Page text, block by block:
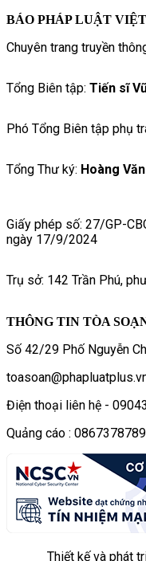
BÁO PHÁP LUẬT
Chuyên trang truyền
Tổng Biên tập: Tiến sĩ
Phó Tổng Biên tập phụ
Tổng Thư ký: Hoàng
Giấy phép số: 27/GP-
ngày 17/9/2024
Trụ sở: 142 Trần Phú,
THÔNG TIN TÒA
Số 42/29 Phố Nguyễn
Điện thoại liên hệ -
Quảng cáo : 0867378789
Thiết kế và phát